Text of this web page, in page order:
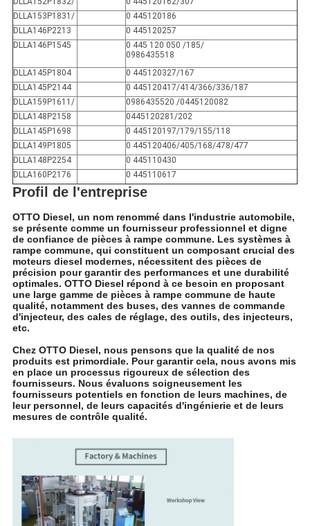
DLLA153P1831/
0 445120186
DLLA146P2213
0 445120257
DLLA146P1545
0 445 120 050 /185/
0986435518
DLLA145P1804
0 445120327/167
DLLA145P2144
0 445120417/414/366/336/187
DLLA159P1611/
0986435520 /0445120082
DLLA148P2158
0445120281/202
DLLA145P1698
0 445120197/179/155/118
DLLA149P1805
0 445120406/405/168/478/477
DLLA148P2254
0 445110430
DLLA160P2176
0 445110617
Profil de l'entreprise
OTTO Diesel, un nom renommé dans l'industrie automobile,
se présente comme un fournisseur professionnel et digne
de confiance de pièces à rampe commune. Les systèmes à
rampe commune, qui constituent un composant crucial des
moteurs diesel modernes, nécessitent des pièces de
précision pour garantir des performances et une durabilité
optimales. OTTO Diesel répond à ce besoin en proposant
une large gamme de pièces à rampe commune de haute
qualité, notamment des buses, des vannes de commande
d'injecteur, des cales de réglage, des outils, des injecteurs,
etc.
Chez OTTO Diesel, nous pensons que la qualité de nos
produits est primordiale. Pour garantir cela, nous avons mis
en place un processus rigoureux de sélection des
fournisseurs. Nous évaluons soigneusement les
fournisseurs potentiels en fonction de leurs machines, de
leur personnel, de leurs capacités d'ingénierie et de leurs
mesures de contrôle qualité.